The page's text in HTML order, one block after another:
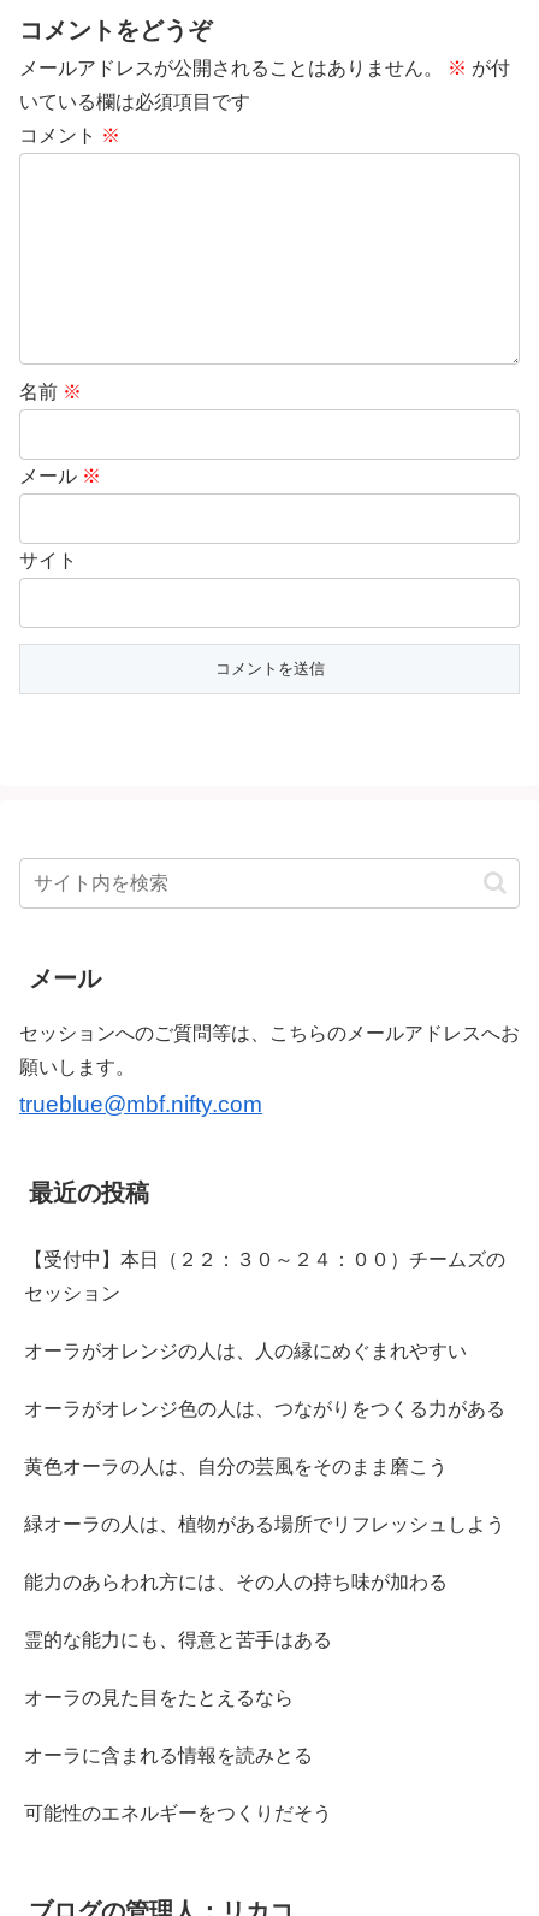
コメントをどうぞ
メールアドレスが公開されることはありません。 ※ が付
いている欄は必須項目です
コメント ※
名前 ※
メール ※
サイト
メール
セッションへのご質問等は、こちらのメールアドレスへお
願いします。
trueblue@mbf.nifty.com
最近の投稿
【受付中】本日（２２：３０～２４：００）チームズの
セッション
オーラがオレンジの人は、人の縁にめぐまれやすい
オーラがオレンジ色の人は、つながりをつくる力がある
黄色オーラの人は、自分の芸風をそのまま磨こう
緑オーラの人は、植物がある場所でリフレッシュしよう
能力のあらわれ方には、その人の持ち味が加わる
霊的な能力にも、得意と苦手はある
オーラの見た目をたとえるなら
オーラに含まれる情報を読みとる
可能性のエネルギーをつくりだそう